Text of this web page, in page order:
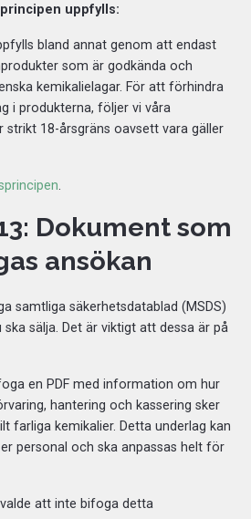
uppfylls:
bland annat genom att endast
som är godkända och
kemikalielagar. För att förhindra
i produkterna, följer vi våra
strikt 18-årsgräns oavsett vara gäller
.
Dokument som
ansökan
samtliga säkerhetsdatablad (MSDS)
sälja. Det är viktigt att dessa är på
en PDF med information om hur
hantering och kassering sker
farliga kemikalier. Detta underlag kan
personal och ska anpassas helt för
att inte bifoga detta